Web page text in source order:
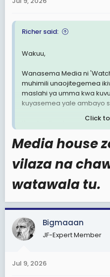
s
Richer said:
Wakuu,
Wanasema Media ni
muhimili unaojitegemea
maslahi ya umma kwa
kuyasemea yale ambayo
Kwa kauli ya huyu
uchwara na machawa.
Tunapolalamika kwamba
ambaye amepewa nafasi
hazina maana" basi
wanapoona mwanasiasa
ukikithiri, wananchi
ikivunjwa, uchaguzi usio
haina maana
Utawezaje kuijenga nchi
Click
Media house
vilaza na
watawala tu.
Bigmaaan
JF-Expert Member
Jul 9, 2026